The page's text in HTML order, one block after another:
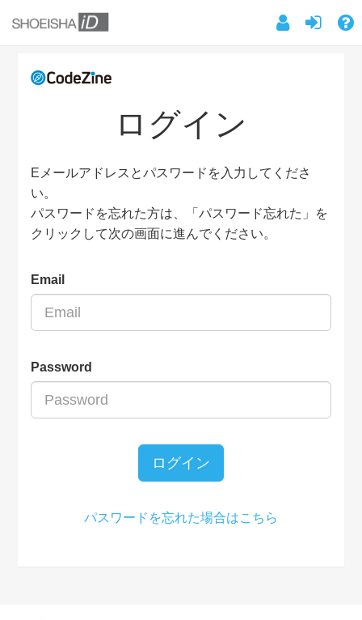
ログイン
Eメールアドレスとパスワードを入力してくださ
い。
パスワードを忘れた方は、「パスワード忘れた」を
クリックして次の画面に進んでください。
Email
Password
ログイン
パスワードを忘れた場合はこちら